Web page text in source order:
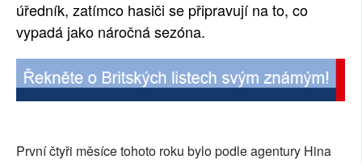
úředník, zatímco hasiči se připravují na to, co
vypadá jako náročná sezóna.
První čtyři měsíce tohoto roku bylo podle agentury Hina